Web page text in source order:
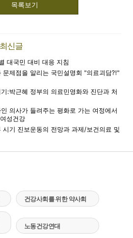
목록보기
신글
대국민 대비 대응 지침
제점을 알리는 국민설명회 "의료괴담?!"
:박근혜 정부의 의료민영화와 진단과 처
의사가 들려주는 평화로 가는 여정에서
성건강
기 진보운동의 전망과 과제/보건의료 및
건강사회를 위한 약사회
노동건강연대